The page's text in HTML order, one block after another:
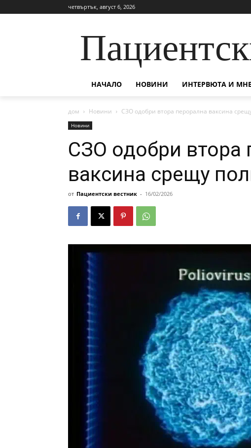
четвъртък, август 6, 2026
НАЧАЛО НОВИНИ ИНТЕРВЮТА И
дом Новини СЗО одобри втора перорална ваксина
Новини
СЗО одобри втора
ваксина срещу
от Пациентски вестник - 16/02/2026